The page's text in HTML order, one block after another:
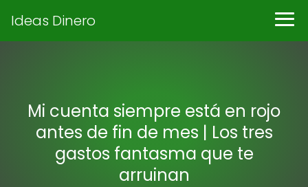
Ideas Dinero
Mi cuenta siempre está en rojo
antes de fin de mes | Los tres
gastos fantasma que te
arruinan